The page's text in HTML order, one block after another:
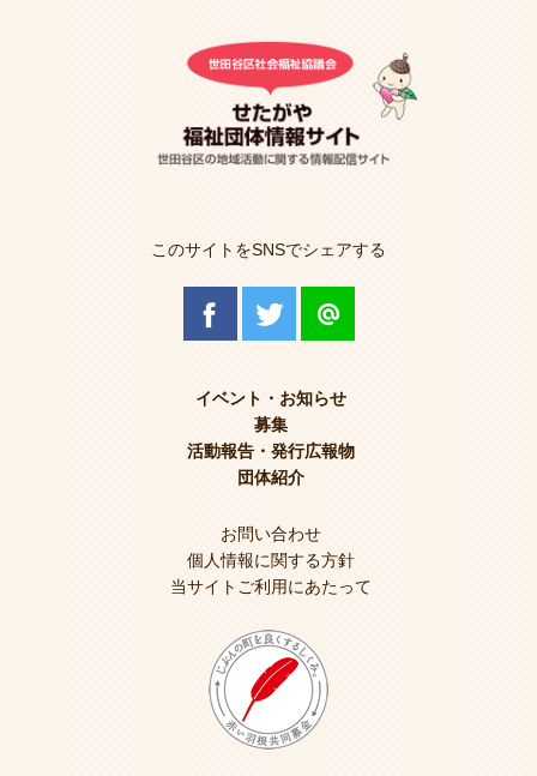
このサイトをSNSでシェアする
イベント・お知らせ
募集
活動報告・発行広報物
団体紹介
お問い合わせ
個人情報に関する方針
当サイトご利用にあたって